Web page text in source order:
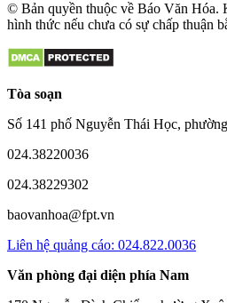
© Bản quyền thuộc về Báo Văn Hóa.
hình thức nếu chưa có sự chấp thuận
Tòa soạn
Số 141 phố Nguyễn Thái Học,
024.38220036
024.38229302
baovanhoa@fpt.vn
Liên hệ quảng cáo: 024.822.0036
Văn phòng đại diện phía Nam